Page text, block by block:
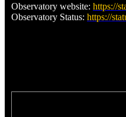
Observatory website: https://
Observatory Status: https://